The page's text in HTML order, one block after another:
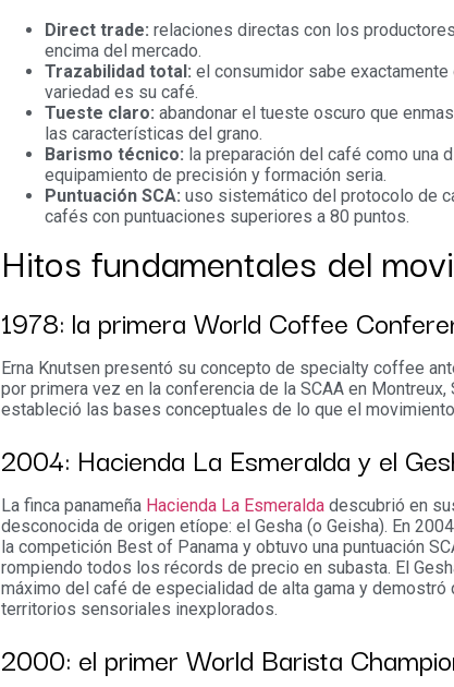
Direct trade: relaciones directas con los
encima del mercado.
Trazabilidad total: el consumidor sabe exactamente
variedad es su café.
Tueste claro: abandonar el tueste oscuro que
las características del grano.
Barismo técnico: la preparación del café como una
equipamiento de precisión y formación seria.
Puntuación SCA: uso sistemático del protocolo de
cafés con puntuaciones superiores a 80 puntos.
Hitos fundamentales del
1978: la primera World Coffee
Erna Knutsen presentó su concepto de specialty coffee
por primera vez en la conferencia de la SCAA en Montreux,
estableció las bases conceptuales de lo que el
2004: Hacienda La Esmeralda y el
La finca panameña Hacienda La Esmeralda descubrió en
desconocida de origen etíope: el Gesha (o Geisha). En
la competición Best of Panama y obtuvo una puntuación
rompiendo todos los récords de precio en subasta. El
máximo del café de especialidad de alta gama y demostró
territorios sensoriales inexplorados.
2000: el primer World Barista